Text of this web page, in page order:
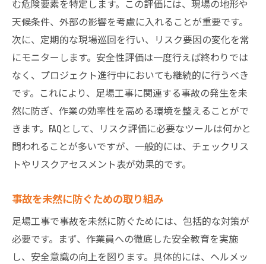
む危険要素を特定します。この評価には、現場の地形や
天候条件、外部の影響を考慮に入れることが重要です。
次に、定期的な現場巡回を行い、リスク要因の変化を常
にモニターします。安全性評価は一度行えば終わりでは
なく、プロジェクト進行中においても継続的に行うべき
です。これにより、足場工事に関連する事故の発生を未
然に防ぎ、作業の効率性を高める環境を整えることがで
きます。FAQとして、リスク評価に必要なツールは何かと
問われることが多いですが、一般的には、チェックリス
トやリスクアセスメント表が効果的です。
事故を未然に防ぐための取り組み
足場工事で事故を未然に防ぐためには、包括的な対策が
必要です。まず、作業員への徹底した安全教育を実施
し、安全意識の向上を図ります。具体的には、ヘルメッ